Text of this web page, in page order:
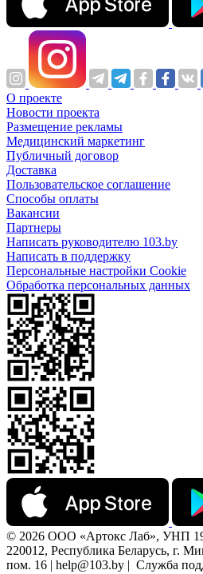
О проекте
Новости проекта
Размещение рекламы
Медицинский маркетинг
Публичный договор
Доставка
Пользовательское соглашение
Способы оплаты
Вакансии
Партнеры
Написать руководителю 103.by
Написать в поддержку
Персональные настройки Cookie
Обработка персональных данных
© 2026 ООО «Артокс Лаб», УНП
220012, Республика Беларусь, г.
пом. 16 | help@103.by | Служба